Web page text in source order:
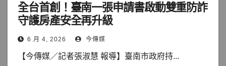
全台首創！臺南一張申請書啟動雙重防詐
守護房產安全再升級
6 月 4, 2026 今傳媒
【今傳媒／記者張淑慧 報導】臺南市政府持...